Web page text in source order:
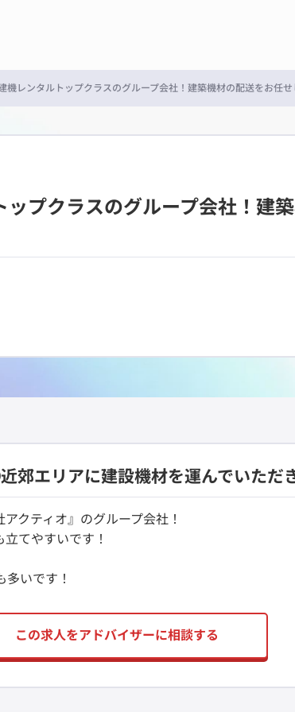
機レンタルトップクラスのグループ会社！建築機材の配送をお任せ
プクラスのグループ会社！建
郊エリアに建設機材を運んでいただ
クティオ』のグループ会社！
てやすいです！
いです！
この求人をアドバイザーに相談する